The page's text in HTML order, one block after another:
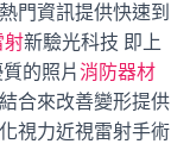
門資訊提供快速到
射新驗光科技 即上
的照片消防器材
結合來改善變形提供
視力近視雷射手術